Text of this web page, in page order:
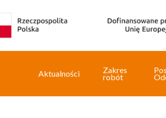
Aktualności Zakres
robót